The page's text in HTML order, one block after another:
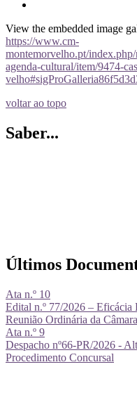
View the embedded image
https://www.cm-
montemorvelho.pt/
agenda-cultural/item/9474-
voltar ao topo
Saber...
Últimos
Ata n.º 10
Edital n.º 77/2026 – Eficácia
Reunião Ordinária da
Ata n.º 9
Despacho nº66-PR/2026 -
Procedimento Concursal